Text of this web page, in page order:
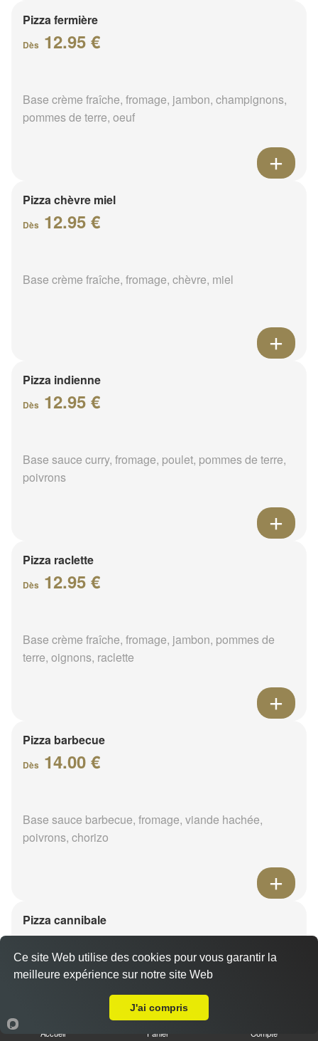
Pizza fermière
Dès 12.95 €
Base crème fraîche, fromage, jambon, champignons,
pommes de terre, oeuf
Pizza chèvre miel
Dès 12.95 €
Base crème fraîche, fromage, chèvre, miel
Pizza indienne
Dès 12.95 €
Base sauce curry, fromage, poulet, pommes de terre,
poivrons
Pizza raclette
Dès 12.95 €
Base crème fraîche, fromage, jambon, pommes de
terre, oignons, raclette
Pizza barbecue
Dès 14.00 €
Base sauce barbecue, fromage, viande hachée,
poivrons, chorizo
Pizza cannibale
14.00 €
Base sauce barbecue, fromage, viande hachée,
Accueil Panier Compte
Ce site Web utilise des cookies pour vous garantir la
meilleure expérience sur notre site Web
J'ai compris